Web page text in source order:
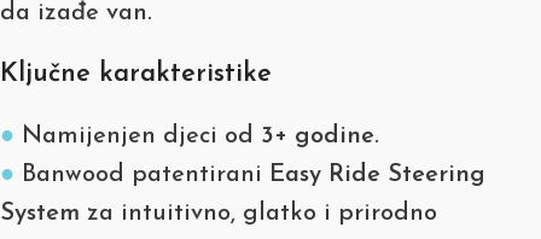
da izađe van.
Ključne karakteristike
● Namijenjen djeci od 3+ godine.
● Banwood patentirani Easy Ride Steering
System za intuitivno, glatko i prirodno